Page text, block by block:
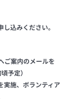
込みください。
ご案内のメールを
予定）
施、ボランティア